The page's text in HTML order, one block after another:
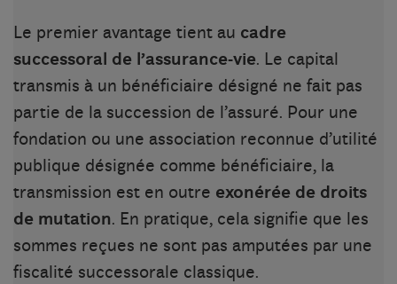
Le premier avantage tient au cadre
successoral de l’assurance-vie. Le capital
transmis à un bénéficiaire désigné ne fait pas
partie de la succession de l’assuré. Pour une
fondation ou une association reconnue d’utilité
publique désignée comme bénéficiaire, la
transmission est en outre exonérée de droits
de mutation. En pratique, cela signifie que les
sommes reçues ne sont pas amputées par une
fiscalité successorale classique.